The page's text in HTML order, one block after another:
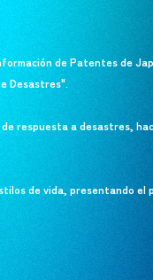
de Patentes de
Desastres".
respuesta a desastres,
de vida, presentando el